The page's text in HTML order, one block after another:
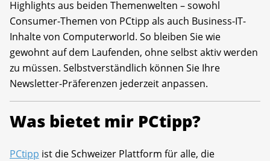
Highlights aus beiden Themenwelten – sowohl
Consumer-Themen von PCtipp als auch Business-IT-
Inhalte von Computerworld. So bleiben Sie wie
gewohnt auf dem Laufenden, ohne selbst aktiv werden
zu müssen. Selbstverständlich können Sie Ihre
Newsletter-Präferenzen jederzeit anpassen.
Was bietet mir PCtipp?
PCtipp ist die Schweizer Plattform für alle, die